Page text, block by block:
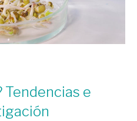
Tendencias e